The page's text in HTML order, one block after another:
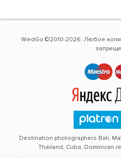
WedGo ©2010-2026. Любое
Destination photographers Bali,
Thailand, Cuba, Dominican